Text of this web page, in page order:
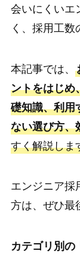
会いにくいエ
く、採用工数
本記事では、
ントをはじめ
礎知識、利用
ない選び方、
すく解説しま
エンジニア採
方は、ぜひ最
カテゴリ別の